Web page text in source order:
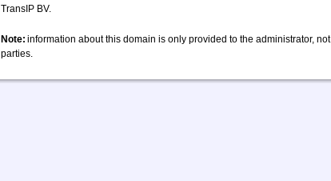
TransIP BV.
Note: information about this domain is only provided to the administrator, not
parties.